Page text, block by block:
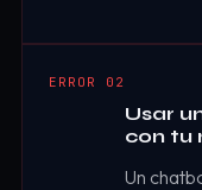
ERROR 02
Usar
con tu
Un